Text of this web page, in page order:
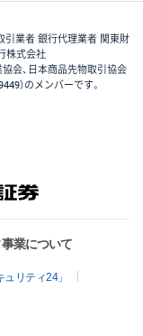
引業者 銀行代理業者 関東財
株式会社
会、日本商品先物取引協会
）のメンバーです。
業について
リティ24」